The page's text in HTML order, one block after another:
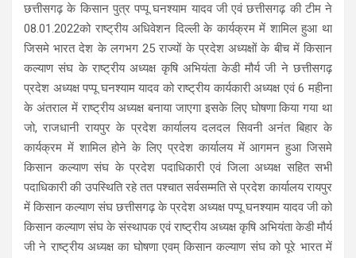
छत्तीसगढ़ के किसान पुत्र पप्पू घनश्याम यादव जी एवं छत्तीसगढ़ की टीम ने
08.01.2022को राष्ट्रीय अधिवेशन दिल्ली के कार्यक्रम में शामिल हुआ था
जिसमे भारत देश के लगभग 25 राज्यों के प्रदेश अध्यक्षों के बीच में किसान
कल्याण संघ के राष्ट्रीय अध्यक्ष कृषि अभियंता केडी मौर्य जी ने छत्तीसगढ़
प्रदेश अध्यक्ष पप्पू घनश्याम यादव को राष्ट्रीय कार्यकारी अध्यक्ष एवं 6 महीना
के अंतराल में राष्ट्रीय अध्यक्ष बनाया जाएगा इसके लिए घोषणा किया गया था
जो, राजधानी रायपुर के प्रदेश कार्यालय दलदल सिवनी अनंत बिहार के
कार्यक्रम में शामिल होने के लिए प्रदेश कार्यालय में आगमन हुआ जिसमे
किसान कल्याण संघ के प्रदेश पदाधिकारी एवं जिला अध्यक्ष सहित सभी
पदाधिकारी की उपस्थिति रहे तत पश्चात सर्वसम्मति से प्रदेश कार्यालय रायपुर
में किसान कल्याण संघ छत्तीसगढ़ के प्रदेश अध्यक्ष पप्पू घनश्याम यादव जी को
किसान कल्याण संघ के संस्थापक एवं राष्ट्रीय अध्यक्ष कृषि अभियंता केडी मौर्य
जी ने राष्ट्रीय अध्यक्ष का घोषणा एवम् किसान कल्याण संघ को पूरे भारत में